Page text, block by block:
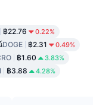
฿22.76 0.22%
DOGE ฿2.31 0.49%
฿1.60 3.83%
฿3.88 4.28%